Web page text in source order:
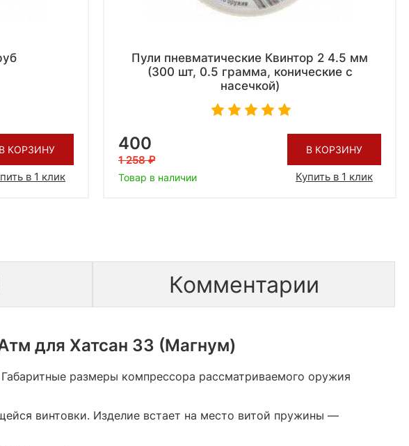
В КОРЗИНУ
в 1 клик
Пули пневматические Квинтор 2 4.5 мм
(300 шт, 0.5 грамма, конические с
насечкой)
400
1 258
Товар в наличии
В КОРЗИНУ
Купить в 1 клик
Комментарии
для Хатсан 33 (Магнум)
размеры компрессора рассматриваемого оружия
винтовки. Изделие встает на место витой пружины —